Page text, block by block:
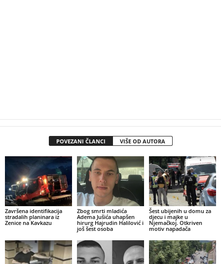
POVEZANI ČLANCI VIŠE OD AUTORA
Završena identifikacija
stradalih planinara iz
Zenice na Kavkazu
Zbog smrti mladića
Adema Jušića uhapšen
hirurg Hajrudin Halilović i
još šest osoba
Šest ubijenih u domu za
djecu i majke u
Njemačkoj. Otkriven
motiv napadača